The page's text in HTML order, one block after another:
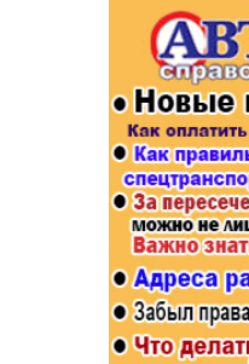
Афиша
Строительство и ремонт
Авто и мото
Рестораны, кафе, бары
Популярное →
Строительство и ремонт